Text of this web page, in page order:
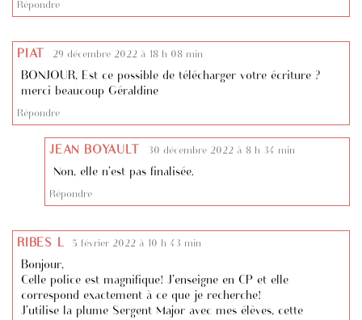
Répondre
PIAT 29 décembre 2022 à 18 h 08 min
BONJOUR, Est ce possible de télécharger votre écriture ?
merci beaucoup Géraldine
Répondre
JEAN BOYAULT 30 décembre 2022 à 8 h 34 min
Non, elle n’est pas finalisée.
Répondre
RIBES L 5 février 2022 à 10 h 43 min
Bonjour,
Celle police est magnifique! J’enseigne en CP et elle
correspond exactement à ce que je recherche!
J’utilise la plume Sergent Major avec mes élèves, cette